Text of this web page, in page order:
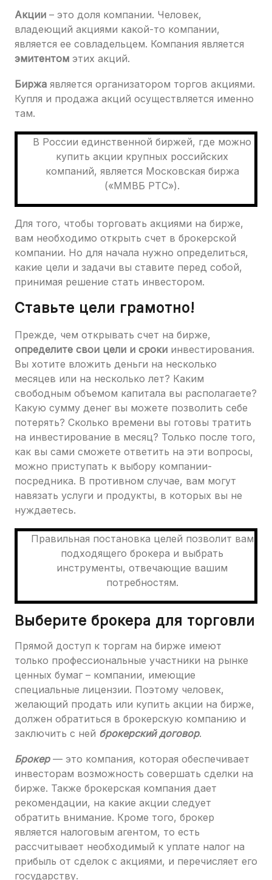
Акции – это доля компании. Человек,
владеющий акциями какой-то компании,
является ее совладельцем. Компания является
эмитентом этих акций.
Биржа является организатором торгов акциями.
Купля и продажа акций осуществляется именно
там.
В России единственной биржей, где можно
купить акции крупных российских
компаний, является Московская биржа
(«ММВБ РТС»).
Для того, чтобы торговать акциями на бирже,
вам необходимо открыть счет в брокерской
компании. Но для начала нужно определиться,
какие цели и задачи вы ставите перед собой,
принимая решение стать инвестором.
Ставьте цели грамотно!
Прежде, чем открывать счет на бирже,
определите свои цели и сроки инвестирования.
Вы хотите вложить деньги на несколько
месяцев или на несколько лет? Каким
свободным объемом капитала вы располагаете?
Какую сумму денег вы можете позволить себе
потерять? Сколько времени вы готовы тратить
на инвестирование в месяц? Только после того,
как вы сами сможете ответить на эти вопросы,
можно приступать к выбору компании-
посредника. В противном случае, вам могут
навязать услуги и продукты, в которых вы не
нуждаетесь.
Правильная постановка целей позволит вам
подходящего брокера и выбрать
инструменты, отвечающие вашим
потребностям.
Выберите брокера для торговли
Прямой доступ к торгам на бирже имеют
только профессиональные участники на рынке
ценных бумаг – компании, имеющие
специальные лицензии. Поэтому человек,
желающий продать или купить акции на бирже,
должен обратиться в брокерскую компанию и
заключить с ней брокерский договор.
Брокер— это компания, которая обеспечивает
инвесторам возможность совершать сделки на
бирже. Также брокерская компания дает
рекомендации, на какие акции следует
обратить внимание. Кроме того, брокер
является налоговым агентом, то есть
рассчитывает необходимый к уплате налог на
прибыль от сделок с акциями, и перечисляет его
государству.